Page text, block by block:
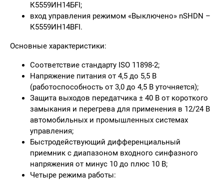
К5559ИН14БFI;
вход управления режимом «Выключено» nSHDN –
К5559ИН14ВFI.
Основные характеристики:
Соответствие стандарту ISO 11898-2;
Напряжение питания от 4,5 до 5,5 В
(работоспособность от 3,0 до 4,5 В уточняется);
Защита выходов передатчика ± 40 В от короткого
замыкания и перегрева для применения в 12/24 В
автомобильных и промышленных системах
управления;
Быстродействующий дифференциальный
приемник с диапазоном входного синфазного
напряжения от минус 10 до плюс 10 В;
Четыре режима работы: